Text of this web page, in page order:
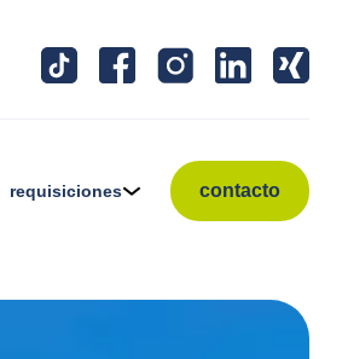
requisiciones contacto